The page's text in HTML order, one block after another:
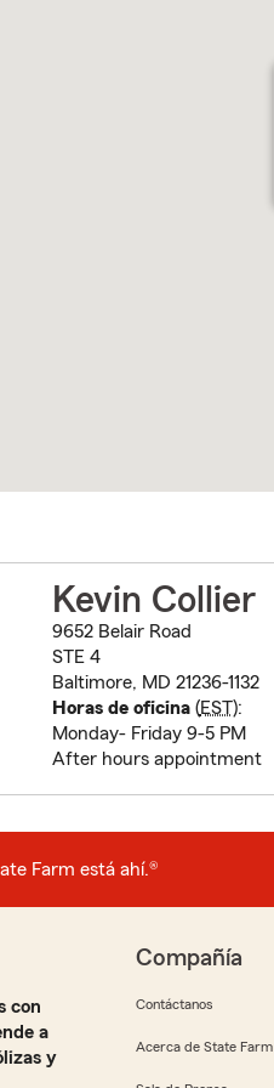
Kevin Collier
9652 Belair Road
STE 4
Baltimore, MD 21236-1132
Horas de oficina(EST):
Monday- Friday 9-5 PM
After hours appointment
Farm está ahí.®
con
a
y
Compañía
Contáctanos
Acerca de State Farm